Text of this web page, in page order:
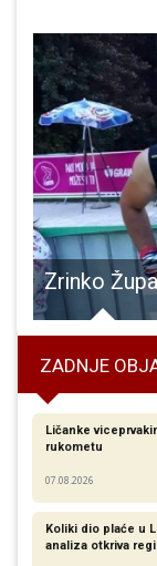
ZADNJE
Ličanke
rukometu
07.08.2026
Koliki dio plaće u
analiza otkriva